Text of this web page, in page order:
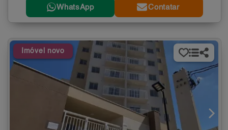
WhatsApp Contatar
Imóvel novo